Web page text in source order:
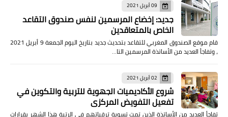
09 أبريل 2021
جديد: إخضاع المرسمين لنفس صندوق التقاعد
الخاص بالمتعاقدين
قام موقع الصندوق المغربي للتقاعد بتحديث جديد بتاريخ اليوم الجمعة 9 أبريل 2021
، وتفاجأ العديد من الأساتذة المرسمين التا…
02 أبريل 2021
شروع الأكاديميات الجهوية للتربية والتكوين في
تفعيل التفويض المركزي
تفاجأ العديد من الأساتذة الذين تمت تسوية ترقياتهم في الرتبة هذا الشهر بقرارات